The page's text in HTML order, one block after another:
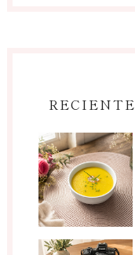
RECIENTE